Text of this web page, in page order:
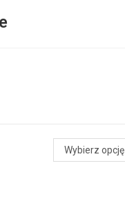
Wybierz opcję